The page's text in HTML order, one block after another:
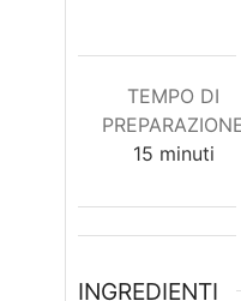
TEMPO DI
15 minuti
minuti
INGREDIENTI